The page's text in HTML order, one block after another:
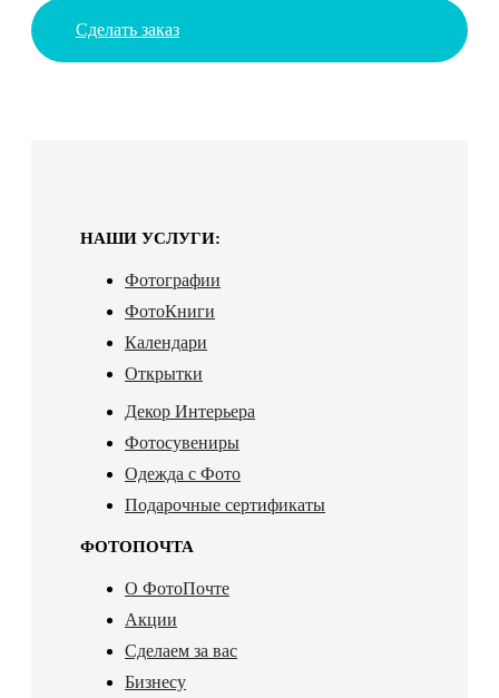
Сделать заказ
НАШИ УСЛУГИ:
Фотографии
ФотоКниги
Календари
Открытки
Декор Интерьера
Фотосувениры
Одежда с Фото
Подарочные сертификаты
ФОТОПОЧТА
О ФотоПочте
Акции
Сделаем за вас
Бизнесу